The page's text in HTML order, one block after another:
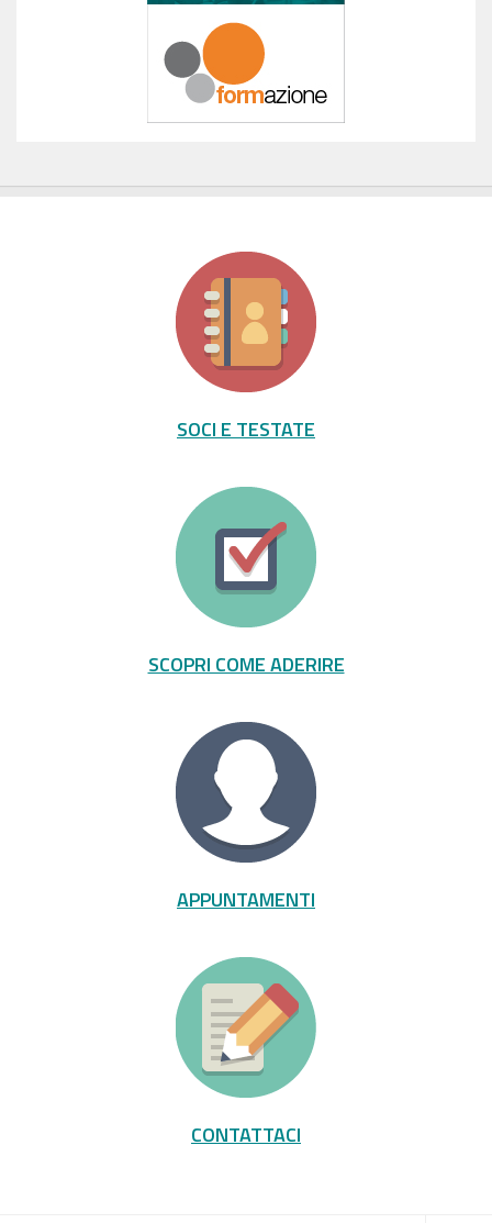
SOCI E TESTATE
SCOPRI COME ADERIRE
APPUNTAMENTI
CONTATTACI